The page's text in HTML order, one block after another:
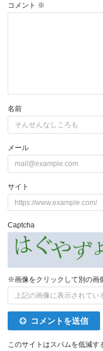
コメント ※
名前
メール
サイト
Captcha
※画像をクリックして別の画
コメントを送信
このサイトはスパムを低減す